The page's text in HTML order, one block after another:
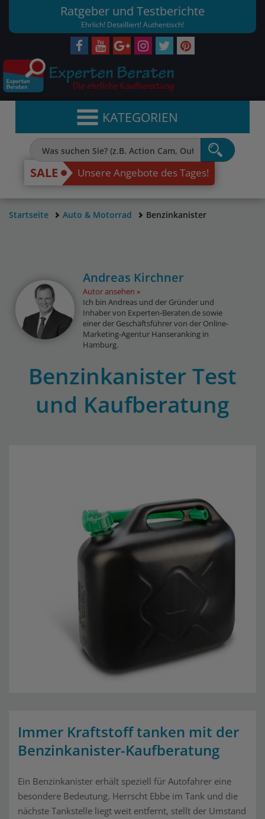
Ratgeber und Testberichte
Ehrlich! Detailliert! Authentisch!
KATEGORIEN
SALE Unsere Angebote des Tages!
Startseite Auto & Motorrad Benzinkanister
Andreas Kirchner
Autor ansehen
Ich bin Andreas und der Gründer und
Inhaber von Experten-Beraten.de sowie
einer der Geschäftsführer von der Online-
Marketing-Agentur Hanseranking in
Hamburg.
Benzinkanister Test
und Kaufberatung
Immer Kraftstoff tanken mit der
Benzinkanister-Kaufberatung
Ein Benzinkanister erhält speziell für Autofahrer eine
besondere Bedeutung. Herrscht Ebbe im Tank und die
nächste Tankstelle liegt weit entfernt, stellt der Umstand